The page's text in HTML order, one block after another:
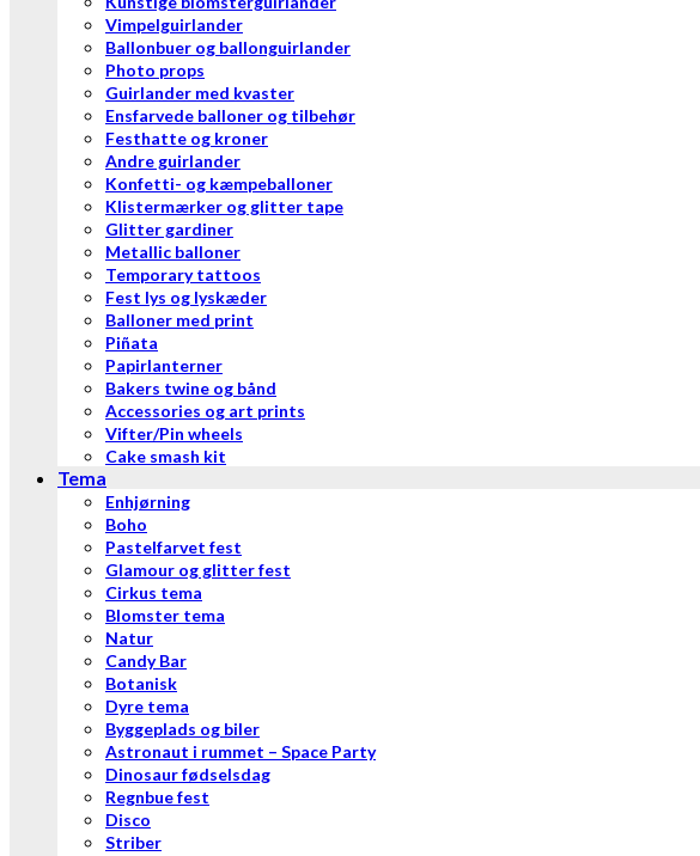
Vimpelguirlander
Ballonbuer og ballonguirlander
Photo props
Guirlander med kvaster
Ensfarvede balloner og tilbehør
Festhatte og kroner
Andre guirlander
Konfetti- og kæmpeballoner
Klistermærker og glitter tape
Glitter gardiner
Metallic balloner
Temporary tattoos
Fest lys og lyskæder
Balloner med print
Piñata
Papirlanterner
Bakers twine og bånd
Accessories og art prints
Vifter/Pin wheels
Cake smash kit
Tema
Enhjørning
Boho
Pastelfarvet fest
Glamour og glitter fest
Cirkus tema
Blomster tema
Natur
Candy Bar
Botanisk
Dyre tema
Byggeplads og biler
Astronaut i rummet – Space Party
Dinosaur fødselsdag
Regnbue fest
Disco
Striber